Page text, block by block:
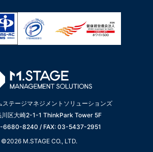
ステージマネジメントソリューションズ
川区大崎2-1-1 ThinkPark Tower 5F
6680-8240 / FAX: 03-5437-2951
©2026 M.STAGE CO., LTD.